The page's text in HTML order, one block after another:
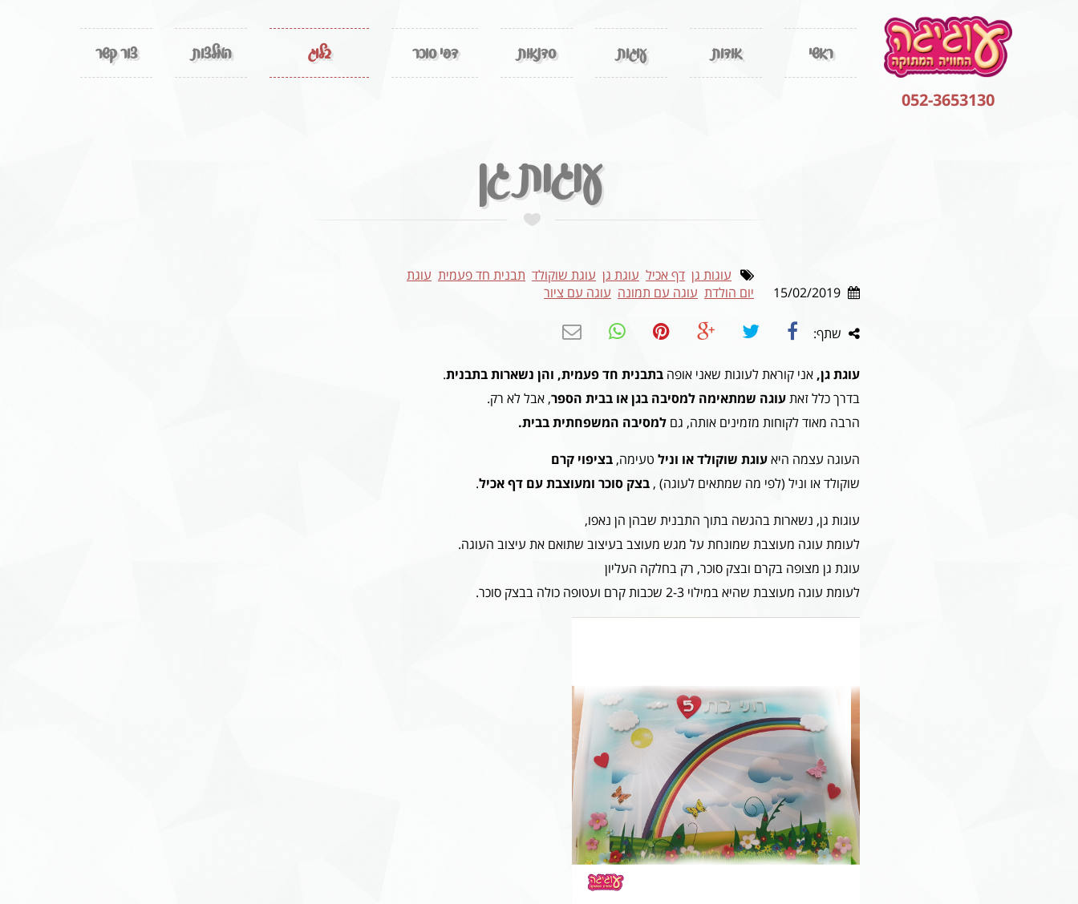
ראשי אודות עוגות סדנאות דפי סוכר בלוג המלצות צור קשר
052-3653130
עוגות גן
עוגות גן דף אכיל עוגת גן עוגת שוקולד תבנית חד פעמית עוגת
יום הולדת עוגה עם תמונה עוגה עם ציור
שתף:
עוגת גן, אני קוראת לעוגות שאני אופה בתבנית חד פעמית, והן נשארות בתבנית.
בדרך כלל זאתעוגה שמתאימה למסיבה בגן או בבית הספר, אבל לא רק.
הרבה מאוד לקוחות מזמינים אותה, גם למסיבה המשפחתית בבית.
העוגה עצמה היאעוגת שוקולד או וניל טעימה, בציפוי קרם
שוקולד או וניל (לפי מה שמתאים לעוגה) , בצק סוכר ומעוצבת עם דף אכיל.
עוגות גן, נשארות בהגשה בתוך התבנית שבהן הן נאפו,
לעומת עוגה מעוצבת שמונחת על מגש מעוצב בעיצוב שתואם את עיצוב העוגה.
עוגת גן מצופה בקרם ובצק סוכר, רק בחלקה העליון
לעומת עוגה מעוצבת שהיא במילוי 2-3 שכבות קרם ועטופה כולה בבצק סוכר.